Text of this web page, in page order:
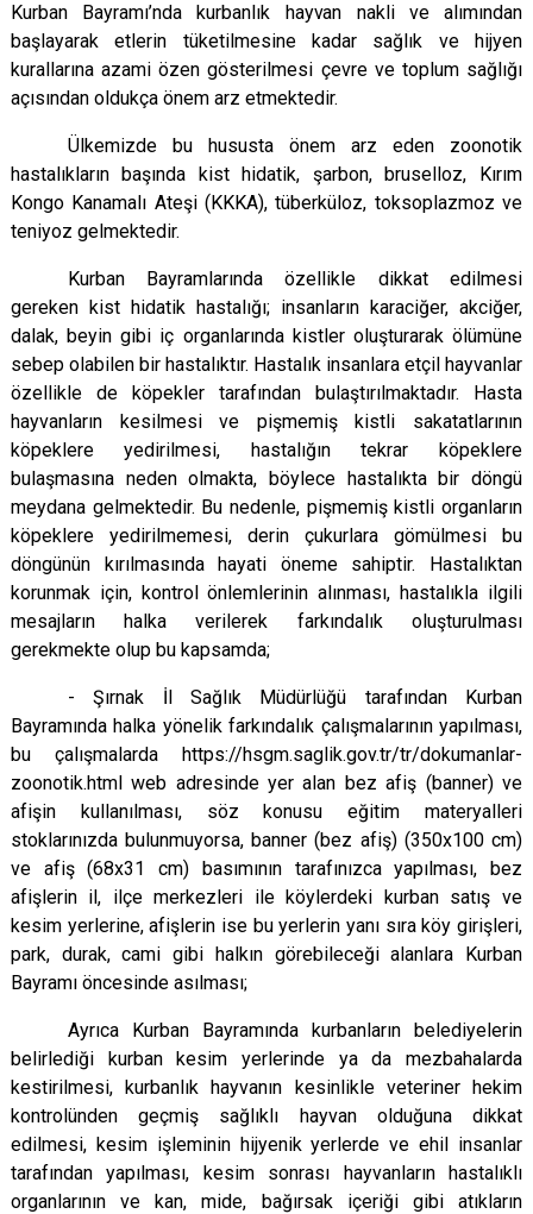
Kurban Bayramı’nda kurbanlık hayvan nakli ve alımından
başlayarak etlerin tüketilmesine kadar sağlık ve hijyen
kurallarına azami özen gösterilmesi çevre ve toplum sağlığı
açısından oldukça önem arz etmektedir.
Ülkemizde bu hususta önem arz eden zoonotik
hastalıkların başında kist hidatik, şarbon, bruselloz, Kırım
Kongo Kanamalı Ateşi (KKKA), tüberküloz, toksoplazmoz ve
teniyoz gelmektedir.
Kurban Bayramlarında özellikle dikkat edilmesi
gereken kist hidatik hastalığı; insanların karaciğer, akciğer,
dalak, beyin gibi iç organlarında kistler oluşturarak ölümüne
sebep olabilen bir hastalıktır. Hastalık insanlara etçil hayvanlar
özellikle de köpekler tarafından bulaştırılmaktadır. Hasta
hayvanların kesilmesi ve pişmemiş kistli sakatatlarının
köpeklere
yedirilmesi, hastalığın tekrar köpeklere
bulaşmasına neden olmakta, böylece hastalıkta bir döngü
meydana gelmektedir. Bu nedenle, pişmemiş kistli organların
köpeklere yedirilmemesi, derin çukurlara gömülmesi bu
döngünün kırılmasında hayati
öneme sahiptir. Hastalıktan
korunmak için, kontrol önlemlerinin alınması, hastalıkla ilgili
mesajların halka verilerek farkındalık oluşturulması
gerekmekte olup bu kapsamda;
- Şırnak İl Sağlık Müdürlüğü tarafından Kurban
Bayramında halka yönelik farkındalık çalışmalarının yapılması,
bu çalışmalarda https://hsgm.saglik.gov.tr/tr/dokumanlar-
zoonotik.html web adresinde yer alan bez afiş (banner) ve
afişin kullanılması, söz
konusu eğitim materyalleri
stoklarınızda bulunmuyorsa, banner (bez afiş) (350x100 cm)
ve afiş (68x31 cm) basımının tarafınızca yapılması, bez
afişlerin il, ilçe merkezleri ile köylerdeki kurban satış ve
kesim yerlerine, afişlerin ise bu yerlerin yanı sıra köy girişleri,
park, durak, cami gibi halkın görebileceği alanlara Kurban
Bayramı öncesinde asılması;
Ayrıca Kurban Bayramında kurbanların belediyelerin
belirlediği kurban kesim yerlerinde ya da mezbahalarda
kestirilmesi, kurbanlık hayvanın kesinlikle veteriner hekim
kontrolünden geçmiş sağlıklı hayvan olduğuna dikkat
edilmesi, kesim işleminin hijyenik yerlerde ve ehil insanlar
tarafından yapılması, kesim sonrası hayvanların hastalıklı
organlarının ve
kan, mide, bağırsak içeriği gibi atıkların